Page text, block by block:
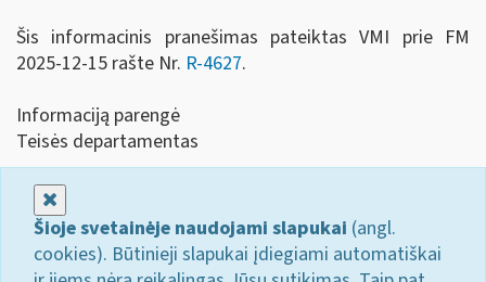
Šis informacinis pranešimas pateiktas VMI prie FM
2025-12-15 rašte Nr. R-4627.
Informaciją parengė
Teisės departamentas
Šioje svetainėje naudojami slapukai (angl.
cookies). Būtinieji slapukai įdiegiami automatiškai